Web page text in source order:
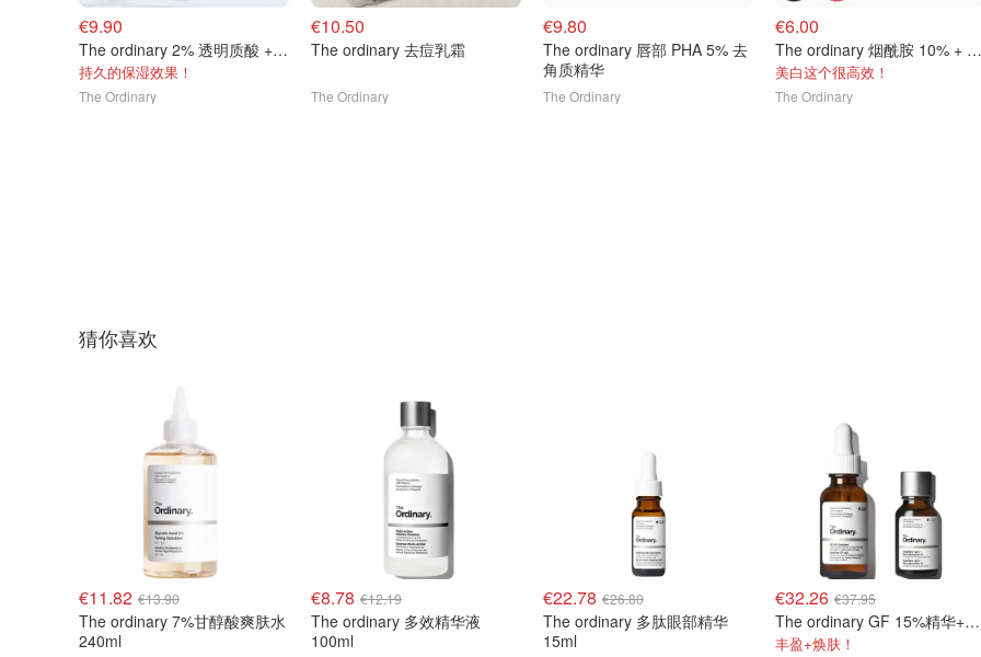
€9.90
The ordinary 2% 透明质酸 +B5
持久的保湿效果！
The Ordinary
€10.50
The ordinary 去痘乳霜
The Ordinary
€9.80
The ordinary 唇部 PHA 5% 去
角质精华
The Ordinary
€6.00
The ordinary 烟酰胺 10% + 锌 1%
美白这个很高效！
The Ordinary
猜你喜欢
€11.82 €13.90
The ordinary 7%甘醇酸爽肤水
240ml
€8.78 €12.19
The ordinary 多效精华液
100ml
€22.78 €26.80
The ordinary 多肽眼部精华
15ml
€32.26 €37.95
The ordinary GF 15%精华+新品丰盈精华
丰盈+焕肤！